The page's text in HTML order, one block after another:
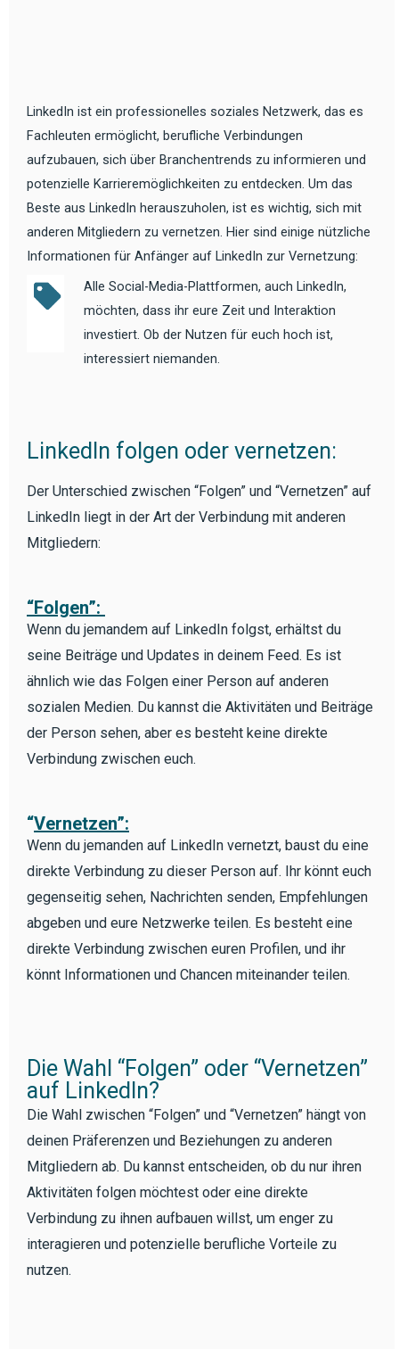
LinkedIn ist ein professionelles soziales Netzwerk, das es
Fachleuten ermöglicht, berufliche Verbindungen
aufzubauen, sich über Branchentrends zu informieren und
potenzielle Karrieremöglichkeiten zu entdecken. Um das
Beste aus LinkedIn herauszuholen, ist es wichtig, sich mit
anderen Mitgliedern zu vernetzen. Hier sind einige nützliche
Informationen für Anfänger auf LinkedIn zur Vernetzung:
Alle Social-Media-Plattformen, auch LinkedIn,
möchten, dass ihr eure Zeit und Interaktion
investiert. Ob der Nutzen für euch hoch ist,
interessiert niemanden.
LinkedIn folgen oder vernetzen:
Der Unterschied zwischen “Folgen” und “Vernetzen” auf
LinkedIn liegt in der Art der Verbindung mit anderen
Mitgliedern:
“Folgen”:
Wenn du jemandem auf LinkedIn folgst, erhältst du
seine Beiträge und Updates in deinem Feed. Es ist
ähnlich wie das Folgen einer Person auf anderen
sozialen Medien. Du kannst die Aktivitäten und Beiträge
der Person sehen, aber es besteht keine direkte
Verbindung zwischen euch.
“Vernetzen”:
Wenn du jemanden auf LinkedIn vernetzt, baust du eine
direkte Verbindung zu dieser Person auf. Ihr könnt euch
gegenseitig sehen, Nachrichten senden, Empfehlungen
abgeben und eure Netzwerke teilen. Es besteht eine
direkte Verbindung zwischen euren Profilen, und ihr
könnt Informationen und Chancen miteinander teilen.
Die Wahl “Folgen” oder “Vernetzen”
auf LinkedIn?
Die Wahl zwischen “Folgen” und “Vernetzen” hängt von
deinen Präferenzen und Beziehungen zu anderen
Mitgliedern ab. Du kannst entscheiden, ob du nur ihren
Aktivitäten folgen möchtest oder eine direkte
Verbindung zu ihnen aufbauen willst, um enger zu
interagieren und potenzielle berufliche Vorteile zu
nutzen.